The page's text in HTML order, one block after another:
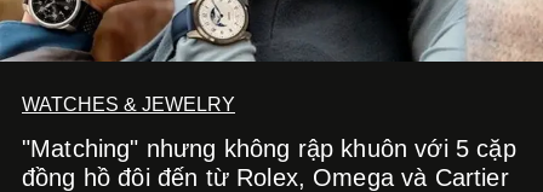
WATCHES & JEWELRY
"Matching" nhưng không rập khuôn với 5 cặp
đồng hồ đôi đến từ Rolex, Omega và Cartier